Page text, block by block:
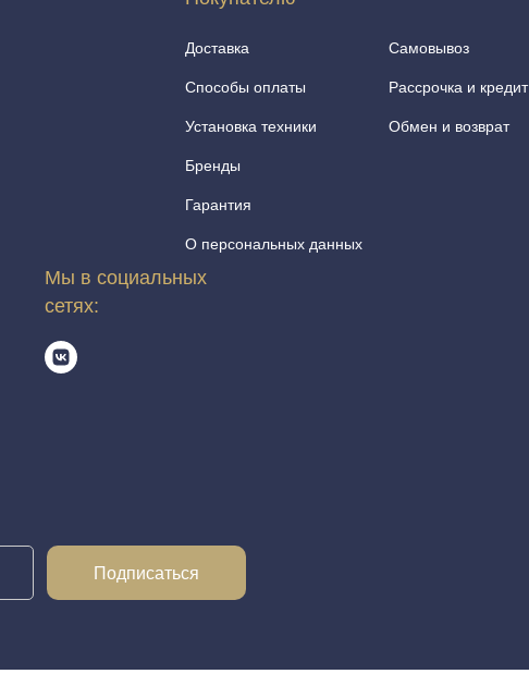
Доставка
Способы оплаты
Установка техники
Бренды
Гарантия
О персональных данных
Самовывоз
Рассрочка и кредит
Обмен и возврат
Мы в социальных
сетях:
Подписаться